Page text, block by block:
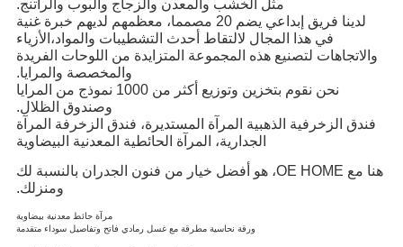
مثل الخشب والمعدن والزجاج والبوب والراتنج.
لدينا فريق إبداعي يضم 20 مصمما، معظمهم لديهم خبرة غنية
في هذا المجال لالتقاط أحدث التشطيبات والمواد،الأزياء
والاتجاهات لتصنيع هذه المجموعة المتزايدة من اللوحات الفريدة
والمخصصة والمرايا.
نحن نقوم بتخزين وتوزيع أكثر من 1000 نموذج من المرايا
وصندوق الظلال.
فندق الزخرفية الذهبية المرآة المستديرة، فندق الزخرفة المرآة
الجدارية، المرآة الحائطية المعدنية البيضاوية
هنا مع OE HOME، هو أفضل خيار من فنون الجدران بالنسبة لك
ومنزلك.
مرآة حائط معدنية بيضاوية
ورقة نحاسية مطرقة مع غسل رمادي فاتح وتفاصيل سوداء متقدمة